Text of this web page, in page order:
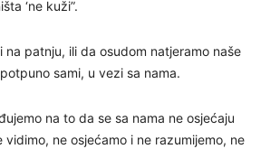
‘ne kuži”.
na patnju, ili da osudom natjeramo naše
sami, u vezi sa nama.
na to da se sa nama ne osjećaju
vidimo, ne osjećamo i ne razumijemo, ne